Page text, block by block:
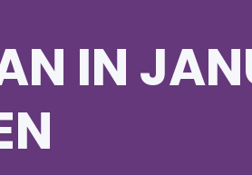
IN